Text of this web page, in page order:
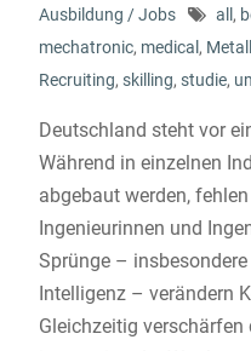
Ausbildung / Jobs
all ,
mechatronic, medical , Metall
Recruiting, skilling, studie,
Deutschland steht vor
Während in einzelnen
abgebaut werden,
Ingenieurinnen und
Sprünge –
Intelligenz – verändern
Gleichzeitig